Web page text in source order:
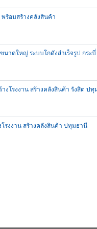
พร้อมสร้างคลังสินค้า
นาดใหญ่ ระบบโกดังสำเร็จรูป กระบี่
างโรงงาน สร้างคลังสินค้า รังสิต ป
โรงงาน สร้างคลังสินค้า ปทุมธานี